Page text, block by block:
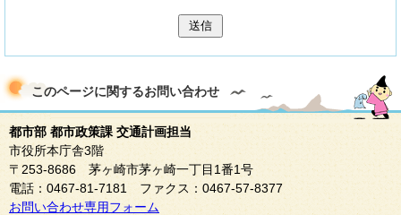
送信
このページに関するお問い合わせ
都市部 都市政策課 交通計画担当
市役所本庁舎3階
〒253-8686 茅ヶ崎市茅ヶ崎一丁目1番1号
電話：0467-81-7181 ファクス：0467-57-8377
お問い合わせ専用フォーム